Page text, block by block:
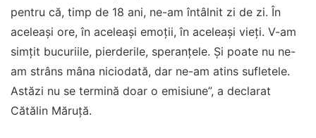
pentru că, timp de 18 ani, ne-am întâlnit zi de zi. În
aceleași ore, în aceleași emoții, în aceleași vieți. V-am
simțit bucuriile, pierderile, speranțele. Și poate nu ne-
am strâns mâna niciodată, dar ne-am atins sufletele.
Astăzi nu se termină doar o emisiune”, a declarat
Cătălin Măruță.